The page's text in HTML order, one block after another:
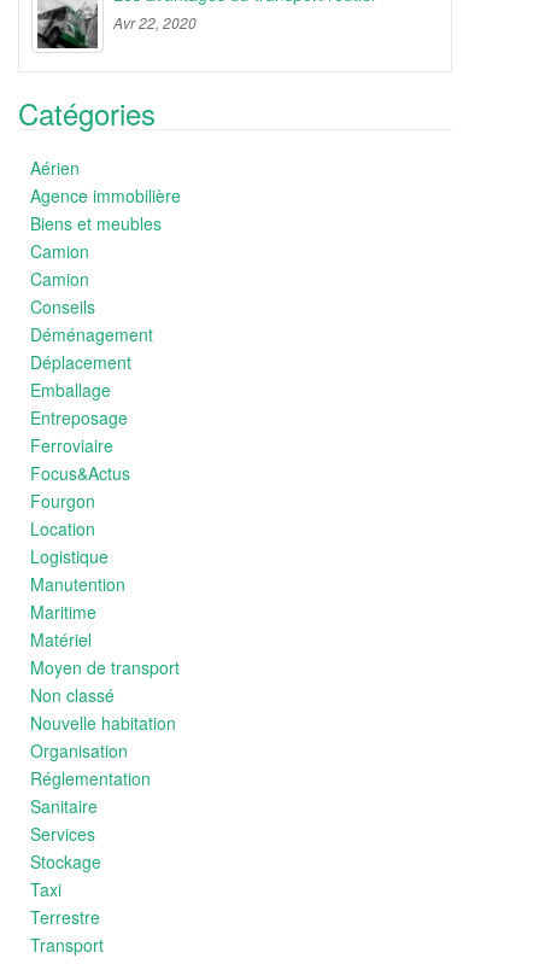
Avr 22, 2020
Catégories
Aérien
Agence immobilière
Biens et meubles
Camion
Camion
Conseils
Déménagement
Déplacement
Emballage
Entreposage
Ferroviaire
Focus&Actus
Fourgon
Location
Logistique
Manutention
Maritime
Matériel
Moyen de transport
Non classé
Nouvelle habitation
Organisation
Réglementation
Sanitaire
Services
Stockage
Taxi
Terrestre
Transport